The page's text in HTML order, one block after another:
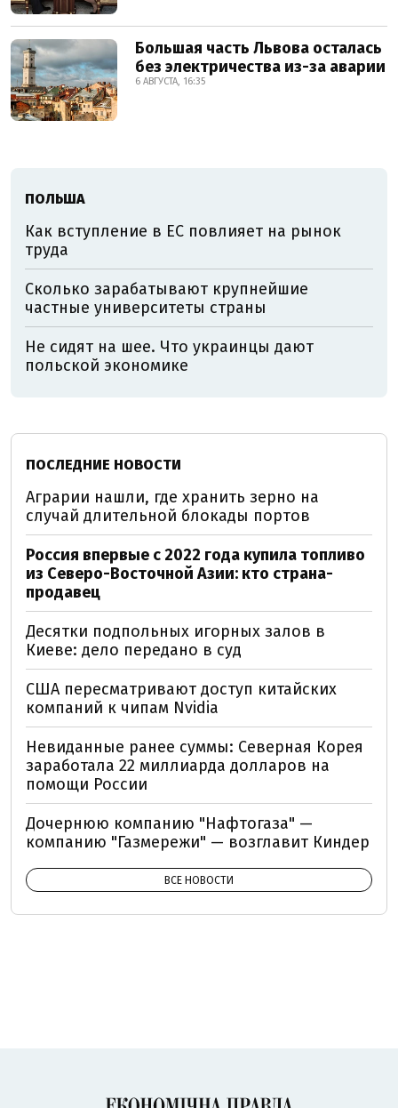
Большая часть Львова осталась
без электричества из-за аварии
6 АВГУСТА, 16:35
ПОЛЬША
Как вступление в ЕС повлияет на рынок
труда
Сколько зарабатывают крупнейшие
частные университеты страны
Не сидят на шее. Что украинцы дают
польской экономике
ПОСЛЕДНИЕ НОВОСТИ
Аграрии нашли, где хранить зерно на
случай длительной блокады портов
Россия впервые с 2022 года купила топливо
из Северо-Восточной Азии: кто страна-
продавец
Десятки подпольных игорных залов в
Киеве: дело передано в суд
США пересматривают доступ китайских
компаний к чипам Nvidia
Невиданные ранее суммы: Северная Корея
заработала 22 миллиарда долларов на
помощи России
Дочернюю компанию "Нафтогаза" —
компанию "Газмережи" — возглавит Киндер
ВСЕ НОВОСТИ